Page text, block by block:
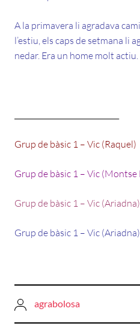
A la primavera li agradava
l’estiu, els caps de setmana li
nedar. Era un home molt actiu.
Grup de bàsic 1 – Vic (Raquel)
Grup de bàsic 1 – Vic (Montse
Grup de bàsic 1 – Vic (Ariadna)
Grup de bàsic 1 – Vic (Ariadna)
agrabolosa